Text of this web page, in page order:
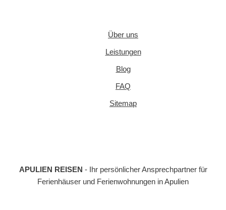
Über uns
Leistungen
Blog
FAQ
Sitemap
APULIEN REISEN - Ihr persönlicher Ansprechpartner für
Ferienhäuser und Ferienwohnungen in Apulien